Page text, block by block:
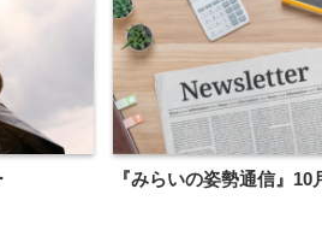
『みらいの姿勢通信』10